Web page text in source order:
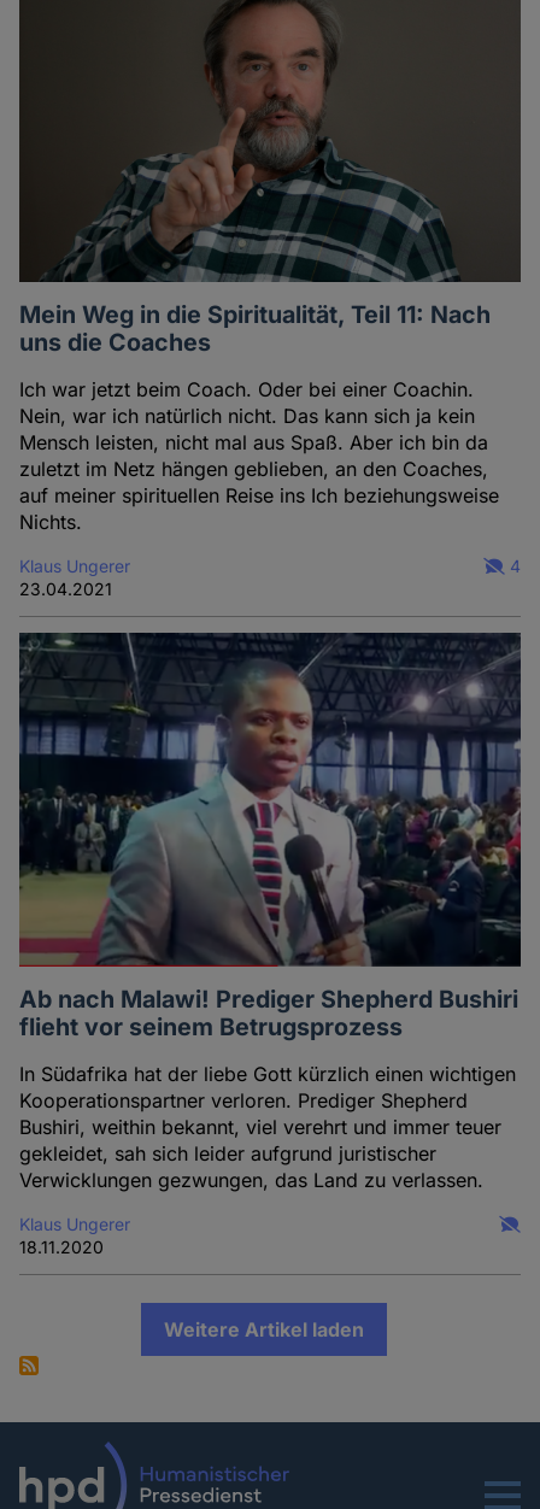
Mein Weg in die Spiritualität, Teil 11: Nach
uns die Coaches
Ich war jetzt beim Coach. Oder bei einer Coachin.
Nein, war ich natürlich nicht. Das kann sich ja kein
Mensch leisten, nicht mal aus Spaß. Aber ich bin da
zuletzt im Netz hängen geblieben, an den Coaches,
auf meiner spirituellen Reise ins Ich beziehungsweise
Nichts.
Klaus Ungerer
23.04.2021
4
Ab nach Malawi! Prediger Shepherd Bushiri
flieht vor seinem Betrugsprozess
In Südafrika hat der liebe Gott kürzlich einen wichtigen
Kooperationspartner verloren. Prediger Shepherd
Bushiri, weithin bekannt, viel verehrt und immer teuer
gekleidet, sah sich leider aufgrund juristischer
Verwicklungen gezwungen, das Land zu verlassen.
Klaus Ungerer
18.11.2020
Weitere Artikel laden
Menu